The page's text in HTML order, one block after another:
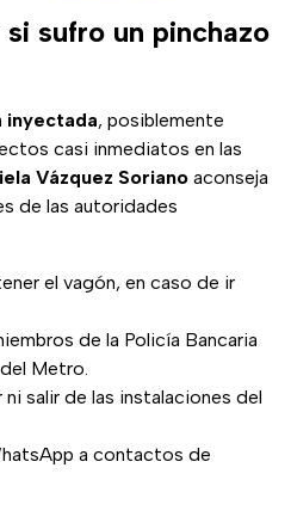
sufro un pinchazo
inyectada, posiblemente
casi inmediatos en las
Vázquez Soriano aconseja
de las autoridades
el vagón, en caso de ir
de la Policía Bancaria
Metro.
salir de las instalaciones del
a contactos de